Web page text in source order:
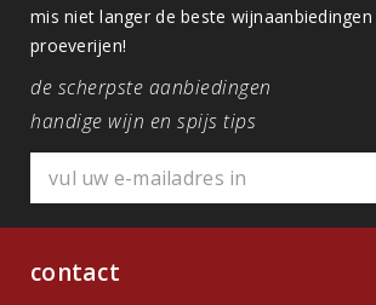
mis niet langer de beste
proeverijen!
de scherpste aanbiedingen
handige wijn en spijs tips
contact